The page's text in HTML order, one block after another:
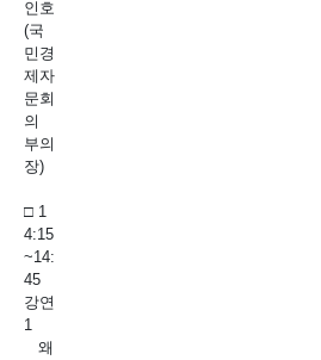
인호
(국
민경
제자
문회
의
부의
장)
□ 1
4:15
~14:
45
강연
1
왜